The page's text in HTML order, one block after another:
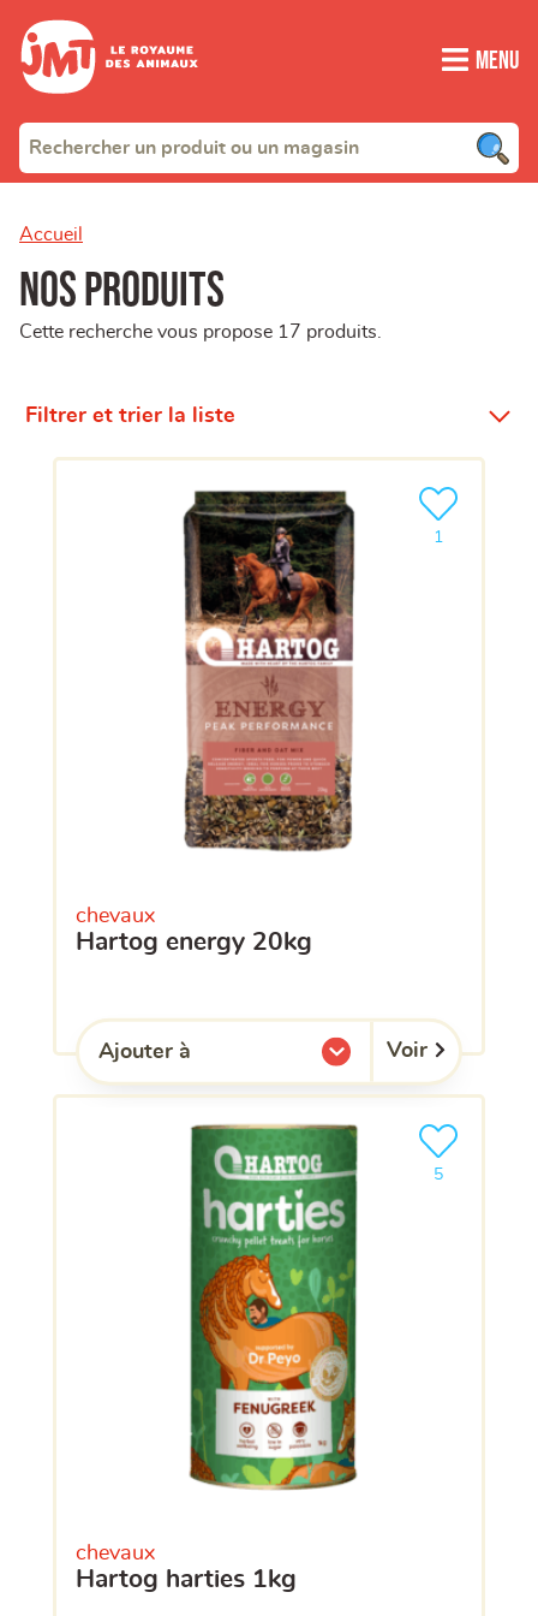
Menu
Accueil
Nos produits
Cette recherche vous propose 17 produits.
Filtrer et trier la liste
chevaux
hartog energy 20kg
1
Ajouter le
clients ont
Ajouter à
l'une de mes listes. Voir
chevaux
hartog harties 1kg
5
Ajouter le
clients ont